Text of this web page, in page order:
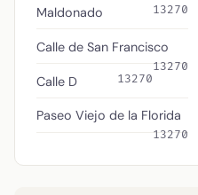
Maldonado
13270
Calle de San Francisco
13270
Calle D 13270
Paseo Viejo de la Florida
13270